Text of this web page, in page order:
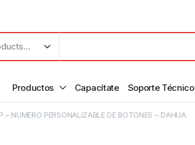
Productos Capacítate Soporte Técnico
– NUMERO PERSONALIZABLE DE BOTONES – DAHUA